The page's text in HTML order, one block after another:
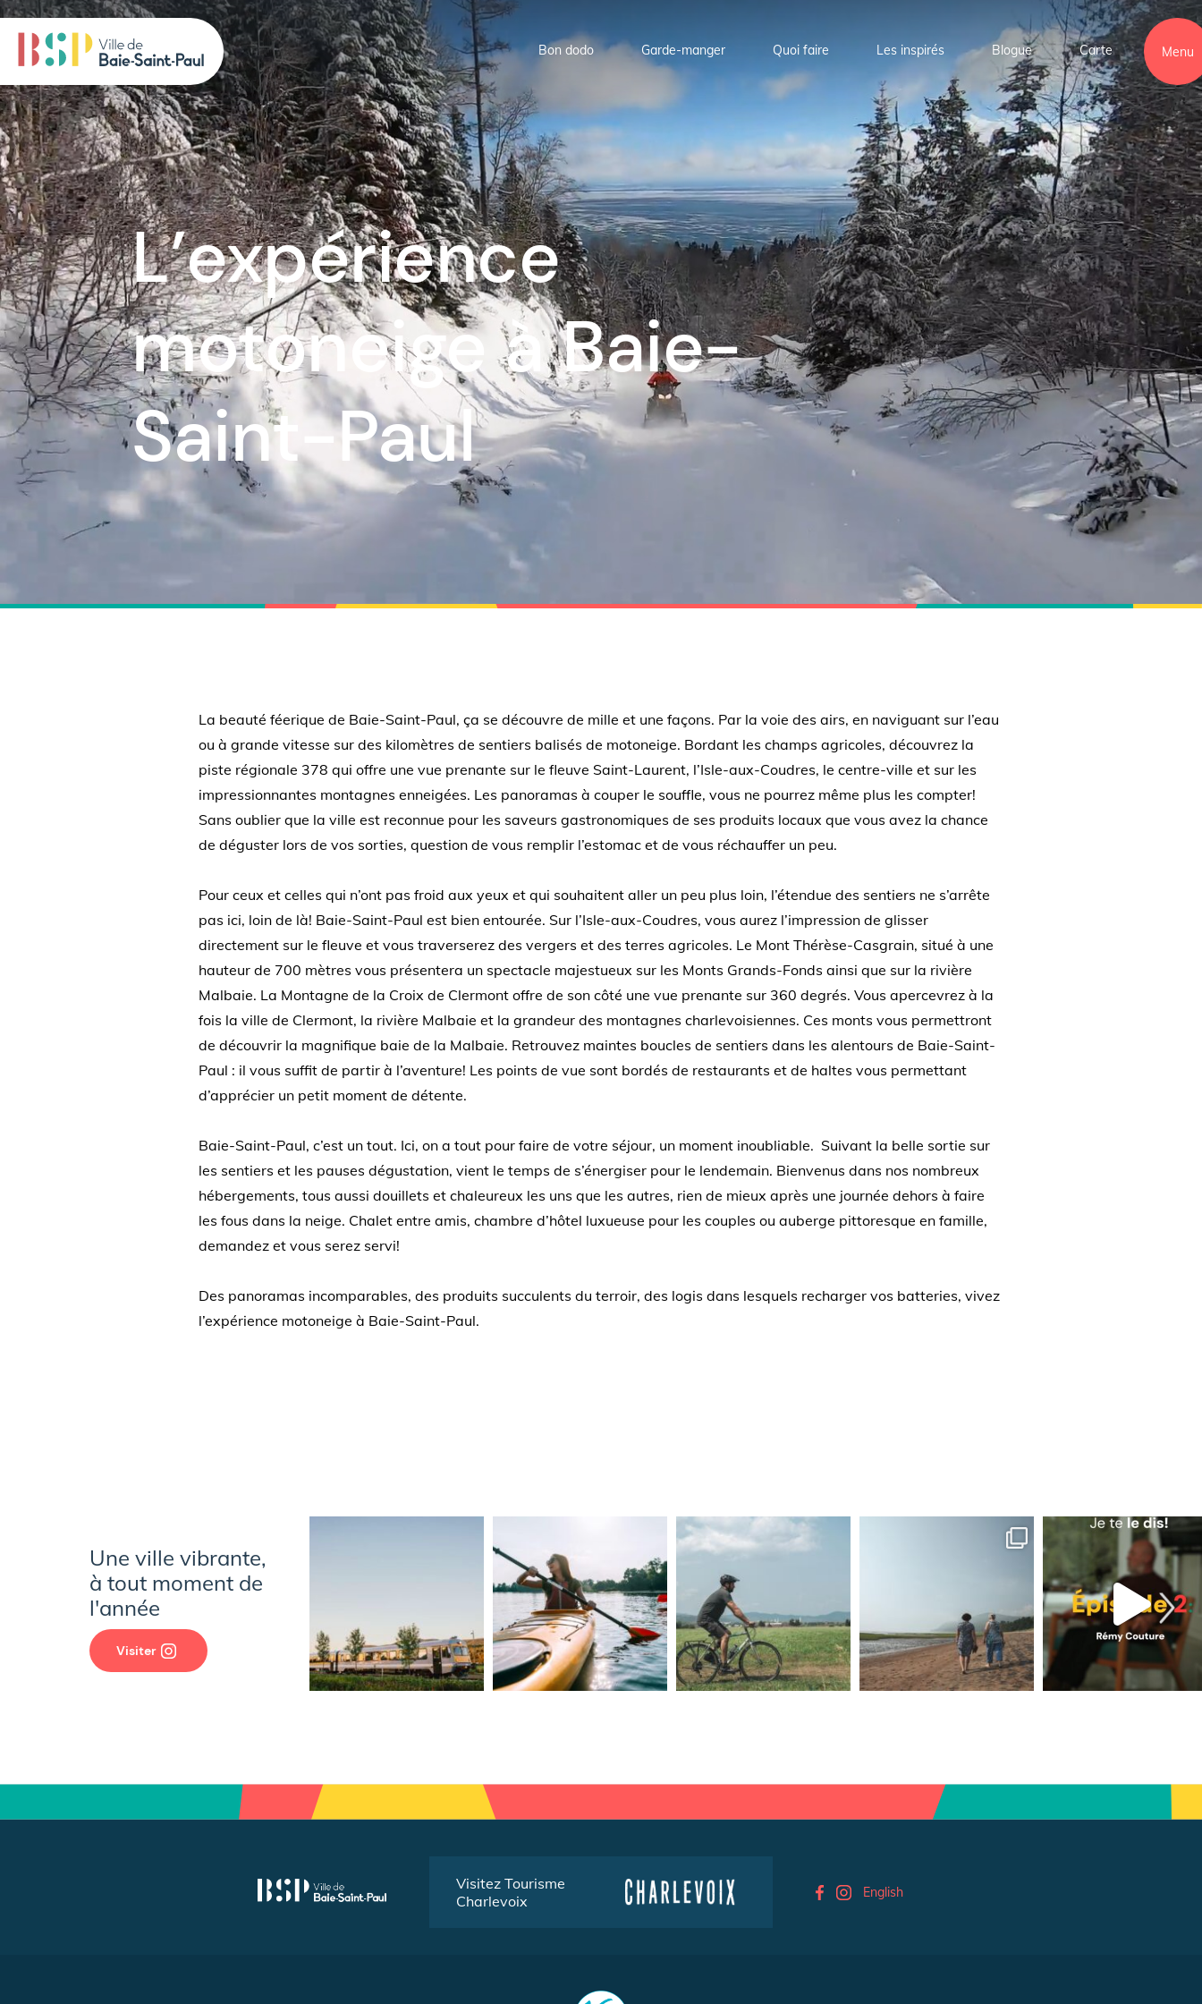
Bon dodo Garde-manger Quoi faire Les inspirés Blogue Carte Menu
L’expérience
motoneige à Baie-
Saint-Paul
La beauté féerique de Baie-Saint-Paul, ça se découvre de mille et une façons. Par la voie des airs, en naviguant sur l’eau
ou à grande vitesse sur des kilomètres de sentiers balisés de motoneige. Bordant les champs agricoles, découvrez la
piste régionale 378 qui offre une vue prenante sur le fleuve Saint-Laurent, l’Isle-aux-Coudres, le centre-ville et sur les
impressionnantes montagnes enneigées. Les panoramas à couper le souffle, vous ne pourrez même plus les compter!
Sans oublier que la ville est reconnue pour les saveurs gastronomiques de ses produits locaux que vous avez la chance
de déguster lors de vos sorties, question de vous remplir l’estomac et de vous réchauffer un peu.
Pour ceux et celles qui n’ont pas froid aux yeux et qui souhaitent aller un peu plus loin, l’étendue des sentiers ne s’arrête
pas ici, loin de là! Baie-Saint-Paul est bien entourée. Sur l’Isle-aux-Coudres, vous aurez l’impression de glisser
directement sur le fleuve et vous traverserez des vergers et des terres agricoles. Le Mont Thérèse-Casgrain, situé à une
hauteur de 700 mètres vous présentera un spectacle majestueux sur les Monts Grands-Fonds ainsi que sur la rivière
Malbaie. La Montagne de la Croix de Clermont offre de son côté une vue prenante sur 360 degrés. Vous apercevrez à la
fois la ville de Clermont, la rivière Malbaie et la grandeur des montagnes charlevoisiennes. Ces monts vous permettront
de découvrir la magnifique baie de la Malbaie. Retrouvez maintes boucles de sentiers dans les alentours de Baie-Saint-
Paul : il vous suffit de partir à l’aventure! Les points de vue sont bordés de restaurants et de haltes vous permettant
d’apprécier un petit moment de détente.
Baie-Saint-Paul, c’est un tout. Ici, on a tout pour faire de votre séjour, un moment inoubliable. Suivant la belle sortie sur
les sentiers et les pauses dégustation, vient le temps de s’énergiser pour le lendemain. Bienvenus dans nos nombreux
hébergements, tous aussi douillets et chaleureux les uns que les autres, rien de mieux après une journée dehors à faire
les fous dans la neige. Chalet entre amis, chambre d’hôtel luxueuse pour les couples ou auberge pittoresque en famille,
demandez et vous serez servi!
Des panoramas incomparables, des produits succulents du terroir, des logis dans lesquels recharger vos batteries, vivez
l’expérience motoneige à Baie-Saint-Paul.
Une ville vibrante,
à tout moment de
l'année
Visiter
Visitez Tourisme
Charlevoix
English